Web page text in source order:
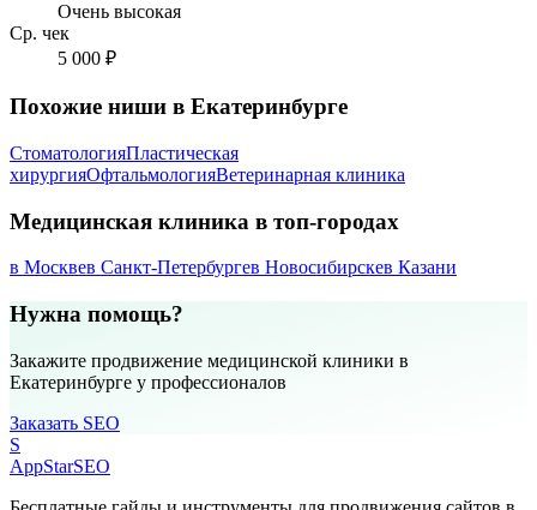
Очень высокая
Ср. чек
5 000 ₽
Похожие ниши в Екатеринбурге
СтоматологияПластическая
хирургияОфтальмологияВетеринарная клиника
Медицинская клиника в топ-городах
в Москвев Санкт-Петербургев Новосибирскев Казани
Нужна помощь?
Закажите продвижение медицинской клиники в
Екатеринбурге у профессионалов
Заказать SEO
S
AppStarSEO